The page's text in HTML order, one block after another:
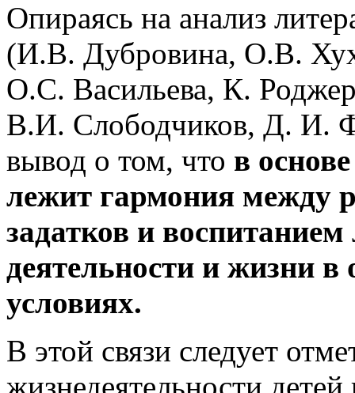
Опираясь на анализ
(И.В. Дубровина, О.В.
О.С. Васильева, К.
В.И. Слободчиков, Д. И.
вывод о том, что в
лежит гармония между
задатков и
деятельности и жизни
условиях.
В этой связи следует